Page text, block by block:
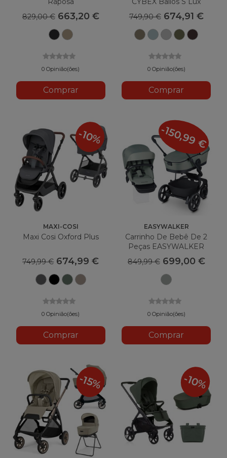
829,00 € 663,20 €
Preto
meia-
noite
Bege
deserto
0 Opinião(ões)
Comprar
749,90 € 674,91 €
Concha
AzulPedraVerde
0 Opinião(ões)
Comprar
MAXI-COSI
Maxi Cosi Oxford Plus
749,99 € 674,99 €
Grafite
PretoColocando
Trufas
0 Opinião(ões)
Comprar
-10%
EASYWALKER
Carrinho De Bebê De 2
Peças EASYWALKER
Harvey 5
849,99 € 699,00 €
Verde
0 Opinião(ões)
Comprar
-150,99 €
-15% -10%